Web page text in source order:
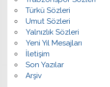
Türkü Sözleri
Umut Sözleri
Yalnızlık Sözleri
Yeni Yıl Mesajları
İletişim
Son Yazılar
Arşiv